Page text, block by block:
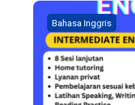
Bahasa Inggris